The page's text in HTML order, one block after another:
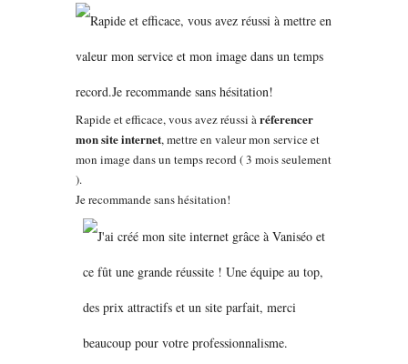
Rapide et efficace, vous avez réussi àréferencer
mon site internet, mettre en valeur mon service et
mon image dans un temps record ( 3 mois seulement
).
Je recommande sans hésitation!